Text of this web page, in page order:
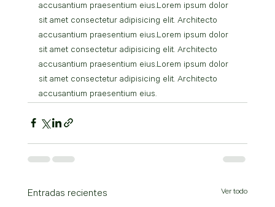
accusantium praesentium eius.Lorem ipsum dolor
sit amet consectetur adipisicing elit. Architecto
accusantium praesentium eius.Lorem ipsum dolor
sit amet consectetur adipisicing elit. Architecto
accusantium praesentium eius.Lorem ipsum dolor
sit amet consectetur adipisicing elit. Architecto
accusantium praesentium eius.
Entradas recientes Ver todo